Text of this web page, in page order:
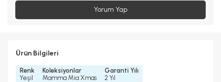
Yorum Yap
Ürün Bilgileri
Renk
Yeşil
Koleksiyonlar
Mamma Mia Xmas
Garanti Yılı
2 Yıl